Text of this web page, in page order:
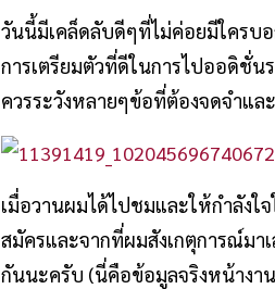
วันนี้มีเคล็ดลับดีๆที่ไม่ค่อยมีใครบ
การเตรียมตัวที่ดีในการไปออดิชั่
ควรระวังหลายๆข้อที่ต้องจดจำแล
เมื่อวานผมได้ไปชมและให้กำลัง
สมัครและจากที่ผมสังเกตุการณ์มา
กันนะครับ (นี่คือข้อมูลจริงหน้างา